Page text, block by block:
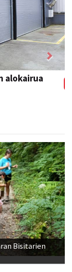
alokairua
Next
Bisitarien